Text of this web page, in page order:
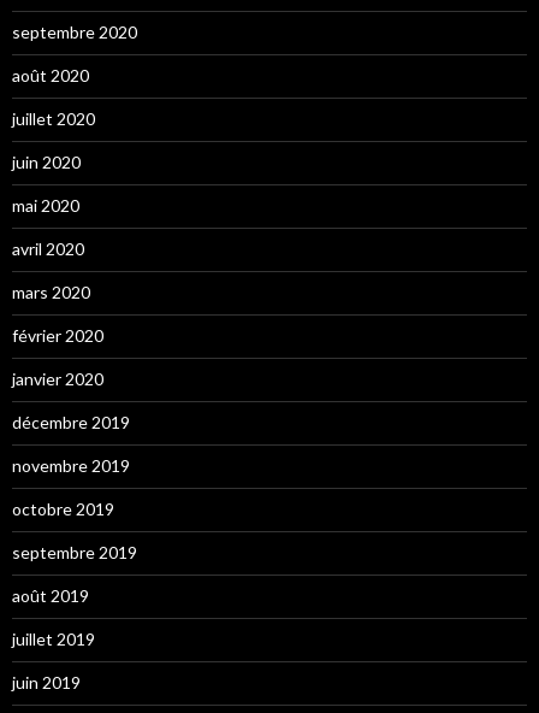
septembre 2020
août 2020
juillet 2020
juin 2020
mai 2020
avril 2020
mars 2020
février 2020
janvier 2020
décembre 2019
novembre 2019
octobre 2019
septembre 2019
août 2019
juillet 2019
juin 2019